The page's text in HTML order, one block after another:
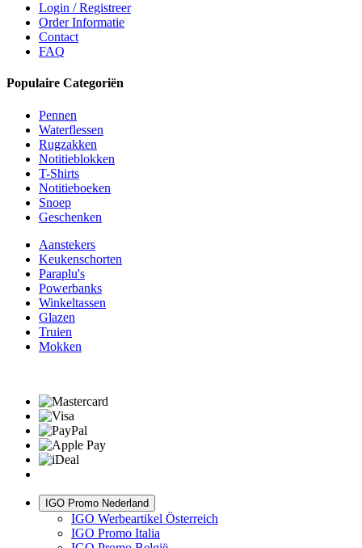
Login / Registreer
Order Informatie
Contact
FAQ
Populaire Categoriën
Pennen
Waterflessen
Rugzakken
Notitieblokken
T-Shirts
Notitieboeken
Snoep
Geschenken
Aanstekers
Keukenschorten
Paraplu's
Powerbanks
Winkeltassen
Glazen
Truien
Mokken
IGO Promo Nederland
IGO Werbeartikel Österreich
IGO Promo Italia